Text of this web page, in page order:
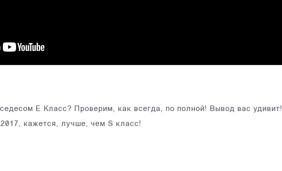
Е Класс? Проверим, как всегда, по полной! Вывод вас удивит!
кажется, лучше, чем S класс!